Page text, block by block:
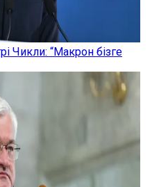
Чикли: “Макрон бізге